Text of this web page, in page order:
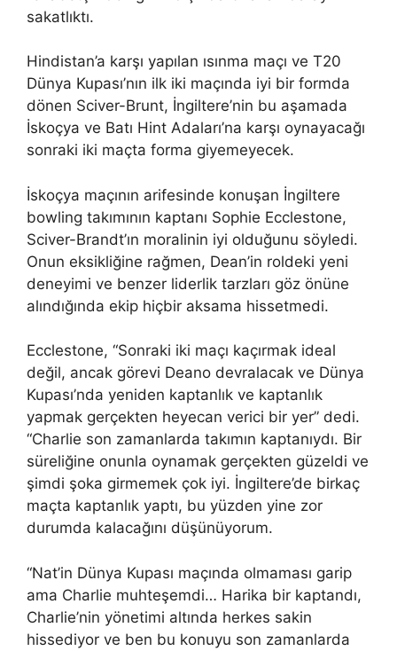
sakatlıktı.
Hindistan’a karşı yapılan ısınma maçı ve T20
Dünya Kupası’nın ilk iki maçında iyi bir formda
dönen Sciver-Brunt, İngiltere’nin bu aşamada
İskoçya ve Batı Hint Adaları’na karşı oynayacağı
sonraki iki maçta forma giyemeyecek.
İskoçya maçının arifesinde konuşan İngiltere
bowling takımının kaptanı Sophie Ecclestone,
Sciver-Brandt’ın moralinin iyi olduğunu söyledi.
Onun eksikliğine rağmen, Dean’in roldeki yeni
deneyimi ve benzer liderlik tarzları göz önüne
alındığında ekip hiçbir aksama hissetmedi.
Ecclestone, “Sonraki iki maçı kaçırmak ideal
değil, ancak görevi Deano devralacak ve Dünya
Kupası’nda yeniden kaptanlık ve kaptanlık
yapmak gerçekten heyecan verici bir yer” dedi.
“Charlie son zamanlarda takımın kaptanıydı. Bir
süreliğine onunla oynamak gerçekten güzeldi ve
şimdi şoka girmemek çok iyi. İngiltere’de birkaç
maçta kaptanlık yaptı, bu yüzden yine zor
durumda kalacağını düşünüyorum.
“Nat’in Dünya Kupası maçında olmaması garip
ama Charlie muhteşemdi… Harika bir kaptandı,
Charlie’nin yönetimi altında herkes sakin
hissediyor ve ben bu konuyu son zamanlarda